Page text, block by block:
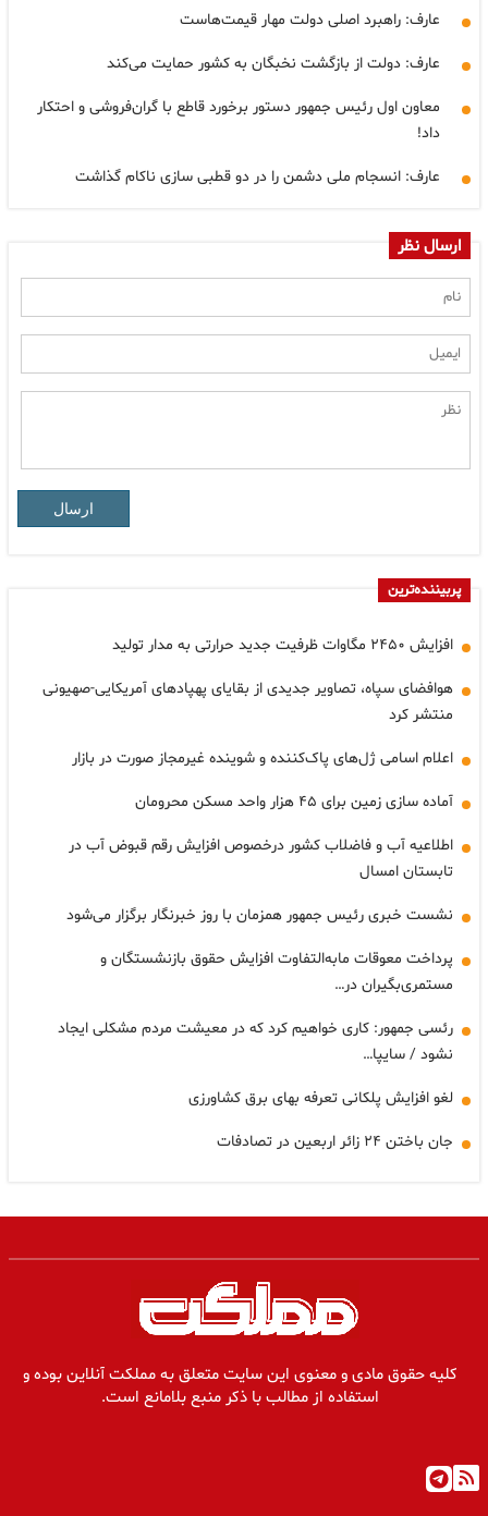
عارف: راهبرد اصلی دولت مهار قیمت‌هاست
عارف: دولت از بازگشت نخبگان به کشور حمایت می‌کند
معاون اول رئیس جمهور دستور برخورد قاطع با گران‌فروشی و احتکار
داد!
عارف: انسجام ملی دشمن را در دو قطبی سازی ناکام گذاشت
ارسال نظر
ارسال
پربیننده‌ترین
افزایش ۲۴۵۰ مگاوات ظرفیت جدید حرارتی به مدار تولید
هوافضای سپاه، تصاویر جدیدی از بقایای پهپادهای آمریکایی-صهیونی
منتشر کرد
اعلام اسامی ژل‌های پاک‌کننده و شوینده غیرمجاز صورت در بازار
آماده سازی زمین برای ۴۵ هزار واحد مسکن محرومان
اطلاعیه آب و فاضلاب کشور درخصوص افزایش رقم قبوض آب در
تابستان امسال
نشست خبری رئیس جمهور همزمان با روز خبرنگار برگزار می‌شود
پرداخت معوقات مابه‌التفاوت افزایش حقوق بازنشستگان و
مستمری‌بگیران در…
رئسی جمهور: کاری خواهیم کرد که در معیشت مردم مشکلی ایجاد
نشود / سایپا…
لغو افزایش پلکانی تعرفه بهای برق کشاورزی
جان باختن ۲۴ زائر اربعین در تصادفات
کلیه حقوق مادی و معنوی این سایت متعلق به مملکت آنلاین بوده و
استفاده از مطالب با ذکر منبع بلامانع است.